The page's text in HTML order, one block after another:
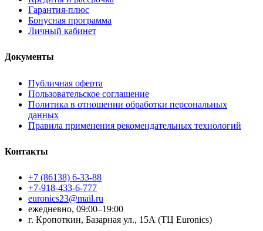
Гарантия-плюс
Бонусная программа
Личный кабинет
Документы
Публичная оферта
Пользовательское соглашение
Политика в отношении обработки персональных
данных
Правила применения рекомендательных технологий
Контакты
+7 (86138) 6-33-88
+7-918-433-6-777
euronics23@mail.ru
ежедневно, 09:00–19:00
г. Кропоткин, Базарная ул., 15А (ТЦ Euronics)